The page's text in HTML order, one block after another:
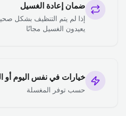
ضمان إعادة الغسيل
إذا لم يتم التنظيف بشكل
يعيدون الغسيل مجانًا
خيارات في نفس اليوم أو
حسب توفر المغسلة